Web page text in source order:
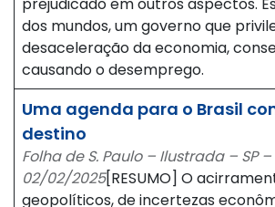
dos mundos, um governo que
desaceleração da economia,
causando o desemprego.
Uma agenda para o Brasil
destino
Folha de S. Paulo – Ilustrada – SP –
02/02/2025[RESUMO] O
geopolíticos, de incertezas